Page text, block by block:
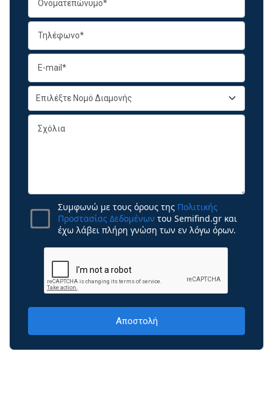
Συμφωνώ με τους όρους της Πολιτικής
Προστασίας Δεδομένων του Semifind.gr και
έχω λάβει πλήρη γνώση των εν λόγω όρων.